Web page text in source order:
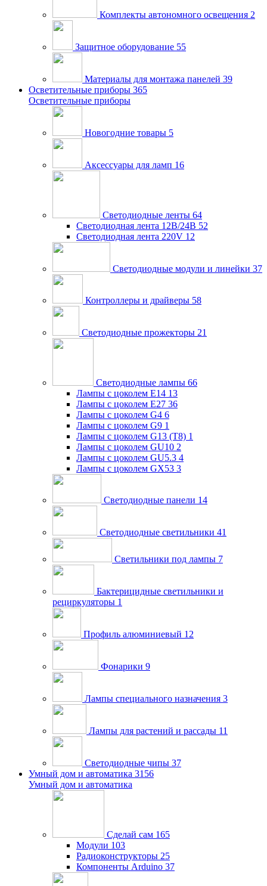
Комплекты автономного освещения 2
Защитное оборудование 55
Материалы для монтажа панелей 39
Осветительные приборы 365
Осветительные приборы
Новогодние товары 5
Аксессуары для ламп 16
Светодиодные ленты 64
Светодиодная лента 12В/24В 52
Светодиодная лента 220V 12
Светодиодные модули и линейки 37
Контроллеры и драйверы 58
Светодиодные прожекторы 21
Светодиодные лампы 66
Лампы с цоколем E14 13
Лампы с цоколем E27 36
Лампы с цоколем G4 6
Лампы с цоколем G9 1
Лампы с цоколем G13 (Т8) 1
Лампы с цоколем GU10 2
Лампы с цоколем GU5.3 4
Лампы с цоколем GX53 3
Светодиодные панели 14
Светодиодные светильники 41
Светильники под лампы 7
Бактерицидные светильники и
рециркуляторы 1
Профиль алюминиевый 12
Фонарики 9
Лампы специального назначения 3
Лампы для растений и рассады 11
Светодиодные чипы 37
Умный дом и автоматика 3156
Умный дом и автоматика
Сделай сам 165
Модули 103
Радиоконструкторы 25
Компоненты Arduino 37